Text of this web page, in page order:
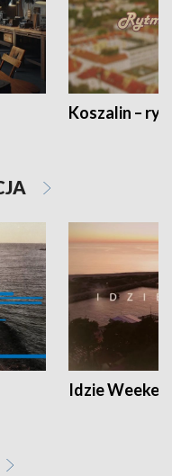
Koszalin –
Idzie